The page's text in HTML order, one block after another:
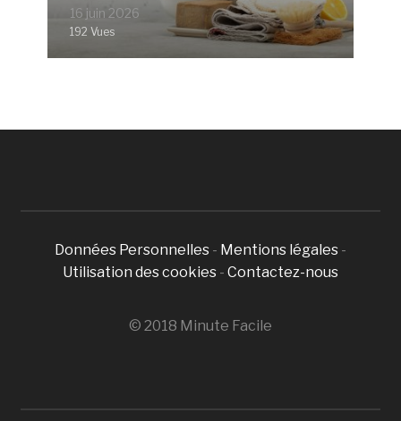
16 juin 2026
192 Vues
Données Personnelles - Mentions légales -
Utilisation des cookies - Contactez-nous
© 2018 Minute Facile